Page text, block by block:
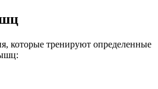
которые тренируют определенные